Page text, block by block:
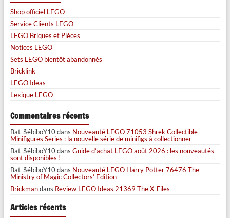
Shop officiel LEGO
Service Clients LEGO
LEGO Briques et Pièces
Notices LEGO
Sets LEGO bientôt abandonnés
Bricklink
LEGO Ideas
Lexique LEGO
Commentaires récents
Bat-$ébiboY10dans Nouveauté LEGO 71053 Shrek Collectible
Minifigures Series : la nouvelle série de minifigs à collectionner
Bat-$ébiboY10dans Guide d’achat LEGO août 2026 : les nouveautés
sont disponibles !
Bat-$ébiboY10dans Nouveauté LEGO Harry Potter 76476 The
Ministry of Magic Collectors’ Edition
Brickmandans Review LEGO Ideas 21369 The X-Files
Articles récents